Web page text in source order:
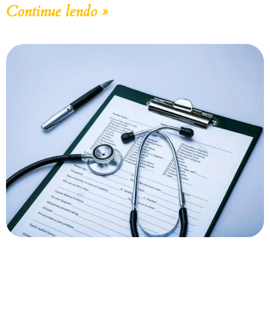
Continue lendo »